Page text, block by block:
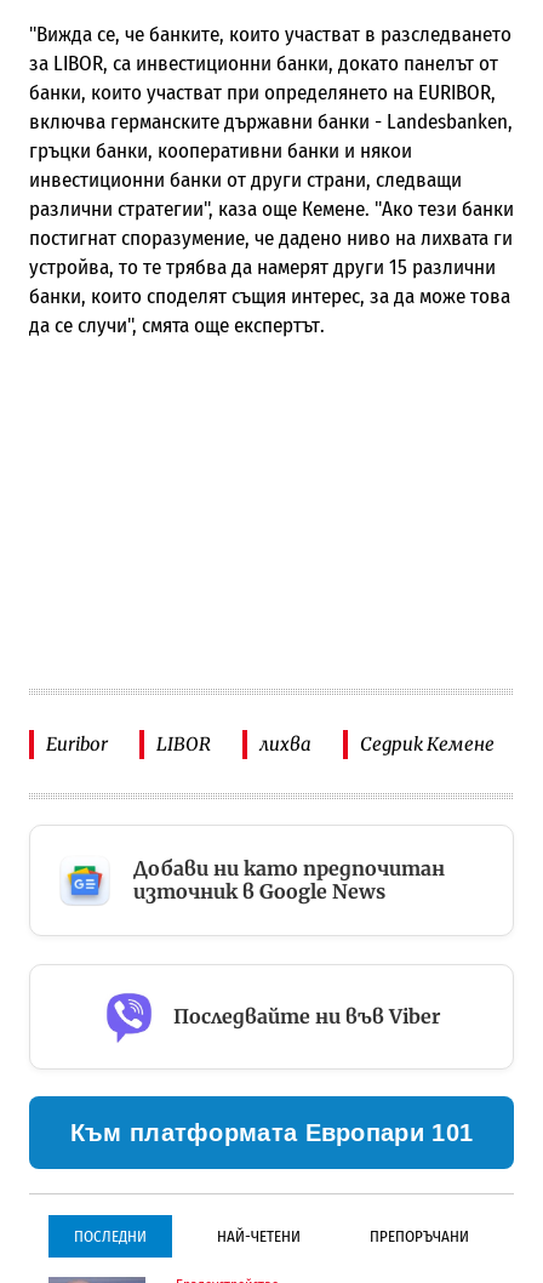
"Вижда се, че банките, които участват в разследването
за LIBOR, са инвестиционни банки, докато панелът от
банки, които участват при определянето на EURIBOR,
включва германските държавни банки - Landesbanken,
гръцки банки, кооперативни банки и някои
инвестиционни банки от други страни, следващи
различни стратегии", каза още Кемене. "Ако тези банки
постигнат споразумение, че дадено ниво на лихвата ги
устройва, то те трябва да намерят други 15 различни
банки, които споделят същия интерес, за да може това
да се случи", смята още експертът.
Euribor LIBOR лихва Седрик Кемене
Добави ни като предпочитан
източник в Google News
Последвайте ни във Viber
Към платформата Европари 101
ПОСЛЕДНИ НАЙ-ЧЕТЕНИ ПРЕПОРЪЧАНИ